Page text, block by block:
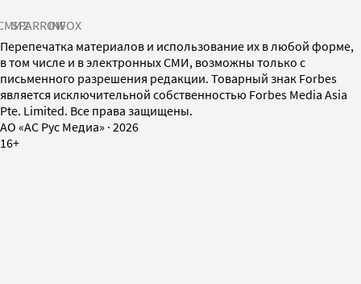
SPARROWINFOX
Перепечатка материалов и использование их в любой форме,
в том числе и в электронных СМИ, возможны только с
письменного разрешения редакции. Товарный знак Forbes
является исключительной собственностью Forbes Media Asia
Pte. Limited. Все права защищены.
AO «АС Рус Медиа» · 2026
16+